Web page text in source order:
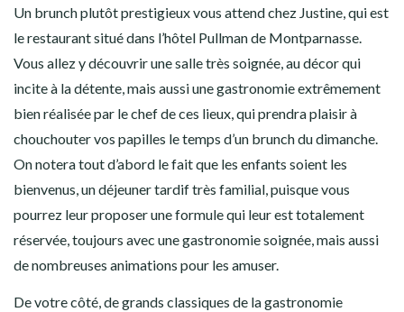
Un brunch plutôt prestigieux vous attend chez Justine, qui est
le restaurant situé dans l’hôtel Pullman de Montparnasse.
Vous allez y découvrir une salle très soignée, au décor qui
incite à la détente, mais aussi une gastronomie extrêmement
bien réalisée par le chef de ces lieux, qui prendra plaisir à
chouchouter vos papilles le temps d’un brunch du dimanche.
On notera tout d’abord le fait que les enfants soient les
bienvenus, un déjeuner tardif très familial, puisque vous
pourrez leur proposer une formule qui leur est totalement
réservée, toujours avec une gastronomie soignée, mais aussi
de nombreuses animations pour les amuser.
De votre côté, de grands classiques de la gastronomie